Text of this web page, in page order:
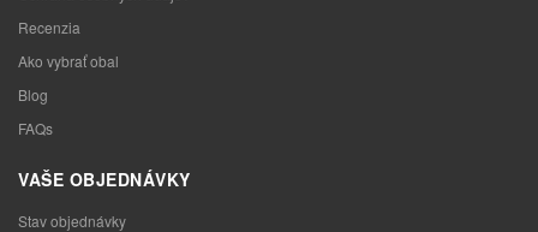
Recenzia
Ako vybrať obal
Blog
FAQs
VAŠE OBJEDNÁVKY
Stav objednávky